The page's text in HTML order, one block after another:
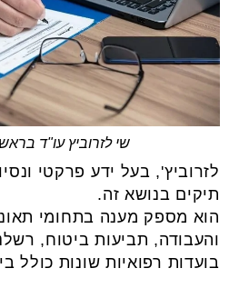
שי לזרוביץ עו"ד
לזרוביץ', בעל ידע פרקטי
תיקים בנושא זה.
הוא מספק מענה בתחומי
והעבודה, תביעות ביטוח,
בועדות רפואיות שונות כולל